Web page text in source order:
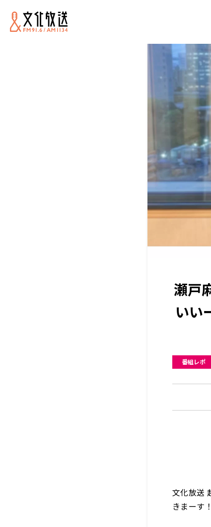
瀬戸
いい
番組レポ
文化放送
きまーす